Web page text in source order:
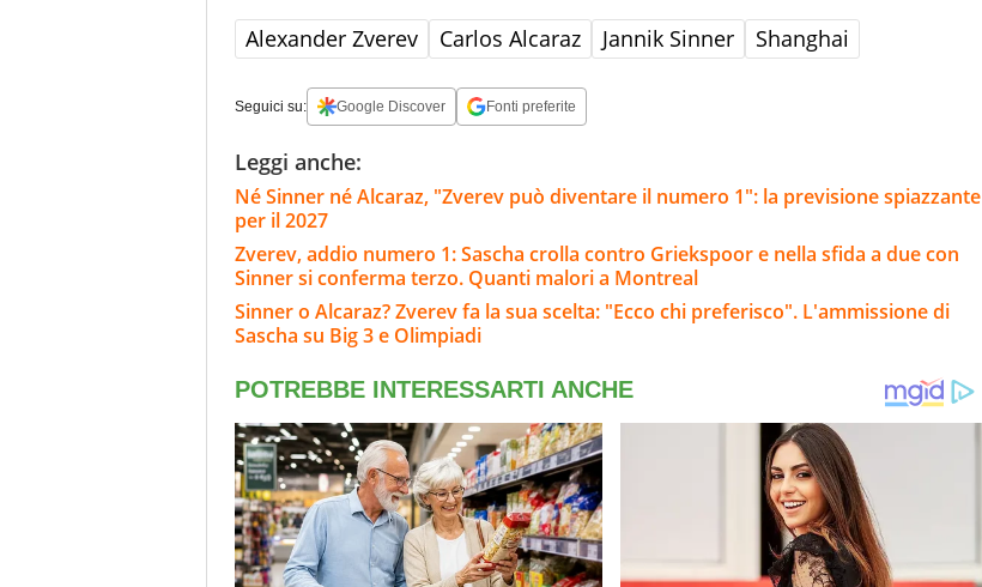
Alexander Zverev Carlos Alcaraz Jannik Sinner Shanghai
Seguici su: Google Discover Fonti preferite
Leggi anche:
Né Sinner né Alcaraz, "Zverev può diventare il numero 1": la previsione spiazzante
per il 2027
Zverev, addio numero 1: Sascha crolla contro Griekspoor e nella sfida a due con
Sinner si conferma terzo. Quanti malori a Montreal
Sinner o Alcaraz? Zverev fa la sua scelta: "Ecco chi preferisco". L'ammissione di
Sascha su Big 3 e Olimpiadi